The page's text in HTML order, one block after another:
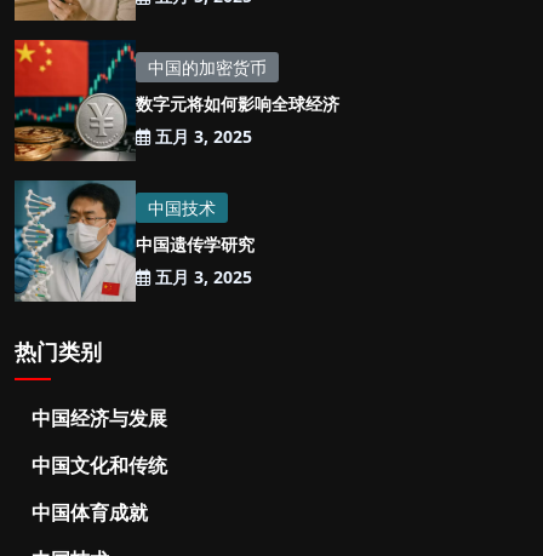
中国的加密货币
数字元将如何影响全球经济
五月 3, 2025
中国技术
中国遗传学研究
五月 3, 2025
热门类别
中国经济与发展
中国文化和传统
中国体育成就